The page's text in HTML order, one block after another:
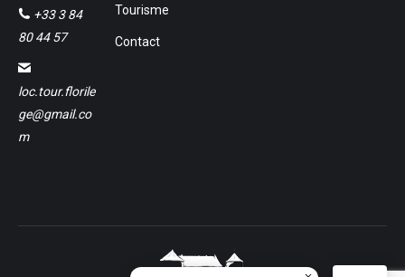
+33 3 84
80 44 57
loc.tour.florile
ge@gmail.co
m
Tourisme
Contact